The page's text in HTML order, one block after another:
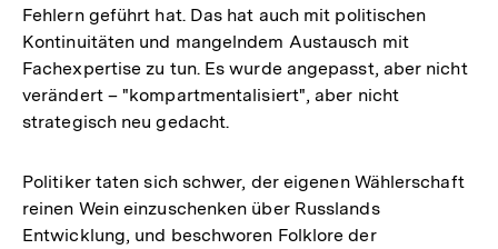
Fehlern geführt hat. Das hat auch mit politischen
Kontinuitäten und mangelndem Austausch mit
Fachexpertise zu tun. Es wurde angepasst, aber nicht
verändert – "kompartmentalisiert", aber nicht
strategisch neu gedacht.
Politiker taten sich schwer, der eigenen Wählerschaft
reinen Wein einzuschenken über Russlands
Entwicklung, und beschworen Folklore der